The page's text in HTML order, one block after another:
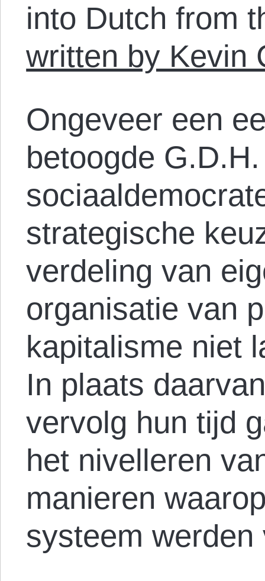
into Dutch from
written by Kevin
Ongeveer een
betoogde
strategische
verdeling van
organisatie van
kapitalisme niet
In plaats
vervolg hun tijd
het nivelleren
manieren
systeem werden